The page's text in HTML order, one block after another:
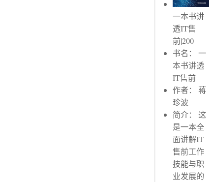
一本书讲
透IT售
前|200
书名： 一
本书讲透
IT售前
作者： 蒋
珍波
简介： 这
是一本全
面讲解IT
售前工作
技能与职
业发展的